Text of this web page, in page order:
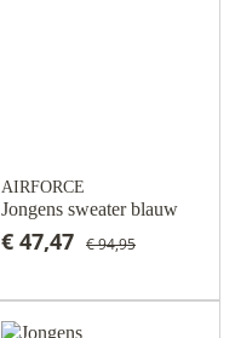
AIRFORCE
Jongens sweater blauw
€ 47,47 € 94,95